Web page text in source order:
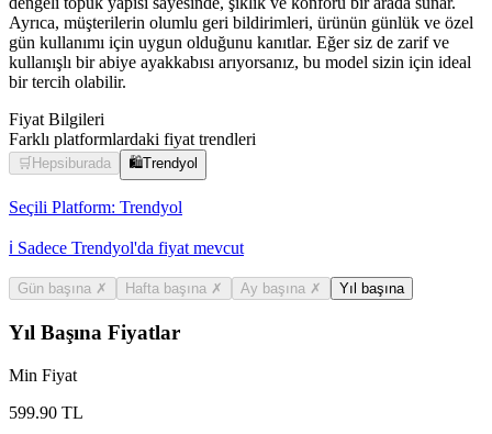
Ayrıca, müşterilerin olumlu geri bildirimleri, ürünün günlük ve özel
gün kullanımı için uygun olduğunu kanıtlar. Eğer siz de zarif ve
kullanışlı bir abiye ayakkabısı arıyorsanız, bu model sizin için ideal
bir tercih olabilir.
Fiyat Bilgileri
Farklı platformlardaki fiyat trendleri
🛒 Hepsiburada 🛍️Trendyol
Seçili Platform: Trendyol
ℹ️ Sadece Trendyol'da fiyat mevcut
Gün başına ✗ Hafta başına ✗ Ay başına ✗ Yıl başına
Yıl Başına Fiyatlar
Min Fiyat
599.90 TL